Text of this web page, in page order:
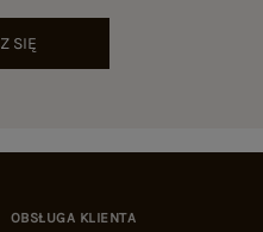
SIĘ
OBSŁUGA KLIENTA